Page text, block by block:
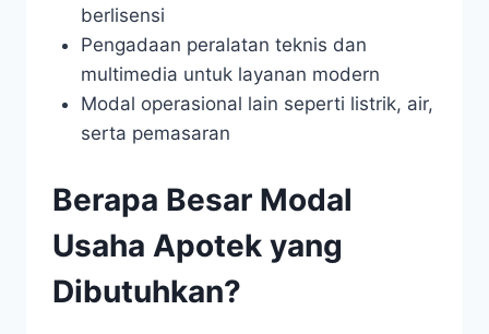
berlisensi
Pengadaan peralatan teknis dan
multimedia untuk layanan modern
Modal operasional lain seperti listrik, air,
serta pemasaran
Berapa Besar Modal
Usaha Apotek yang
Dibutuhkan?